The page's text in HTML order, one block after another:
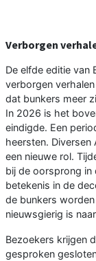
Verborgen
De elfde editie van
verborgen
dat bunkers meer
In 2026 is het
eindigde. Een
heersten.
een nieuwe rol.
bij de oorsprong in
betekenis in de
de bunkers
nieuwsgierig is
Bezoekers krijgen
gesproken